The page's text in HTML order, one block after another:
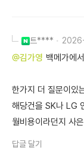
트****
@김가영 백메가에
한가지 더 질문이있
해당건을 SK나 LG
월비용이라던지 사
답글 달기